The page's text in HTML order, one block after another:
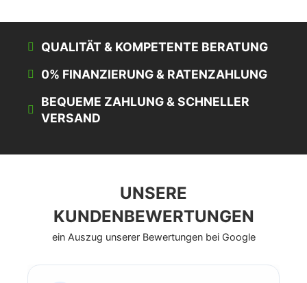
QUALITÄT & KOMPETENTE BERATUNG
0% FINANZIERUNG & RATENZAHLUNG
BEQUEME ZAHLUNG & SCHNELLER
VERSAND
UNSERE
KUNDENBEWERTUNGEN
ein Auszug unserer Bewertungen bei Google